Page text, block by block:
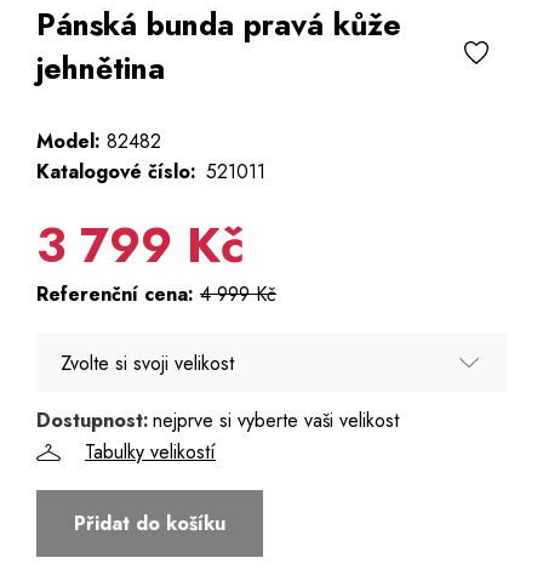
Pánská bunda pravá kůže
jehnětina
Model: 82482
Katalogové číslo: 521011
3 799 Kč
Referenční cena: 4 999 Kč
Zvolte si svoji velikost
52
54 - Poslední 3 kusy
Dostupnost:nejprve si vyberte vaši velikost
Tabulky velikostí
Přidat do košíku